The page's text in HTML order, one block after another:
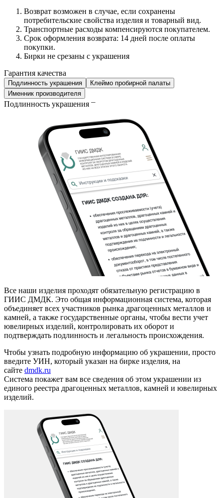
Возврат возможен в случае, если сохранены
потребительские свойства изделия и товарный вид.
Транспортные расходы компенсируются покупателем.
Срок оформления возврата: 14 дней после оплаты
покупки.
Бирки не срезаны с украшения
Гарантия качества
Подлинность украшения
Клеймо пробирной палаты
Именник производителя
Подлинность украшения
Все наши изделия проходят обязательную регистрацию в
ГИИС ДМДК. Это общая информационная система, которая
объединяет всех участников рынка драгоценных металлов и
камней, а также государственные органы, чтобы вести учет
ювелирных изделий, контролировать их оборот и
подтверждать подлинность и легальность происхождения.
Чтобы узнать подробную информацию об украшении, просто
введите УИН, который указан на бирке изделия, на
сайте dmdk.ru
Система покажет вам все сведения об этом украшении из
единого реестра драгоценных металлов, камней и ювелирных
изделий.